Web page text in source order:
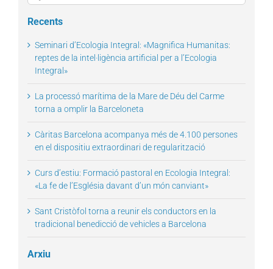
for:
Recents
Seminari d’Ecologia Integral: «Magnifica Humanitas:
reptes de la intel·ligència artificial per a l’Ecologia
Integral»
La processó marítima de la Mare de Déu del Carme
torna a omplir la Barceloneta
Càritas Barcelona acompanya més de 4.100 persones
en el dispositiu extraordinari de regularització
Curs d’estiu: Formació pastoral en Ecologia Integral:
«La fe de l’Església davant d’un món canviant»
Sant Cristòfol torna a reunir els conductors en la
tradicional benedicció de vehicles a Barcelona
Arxiu